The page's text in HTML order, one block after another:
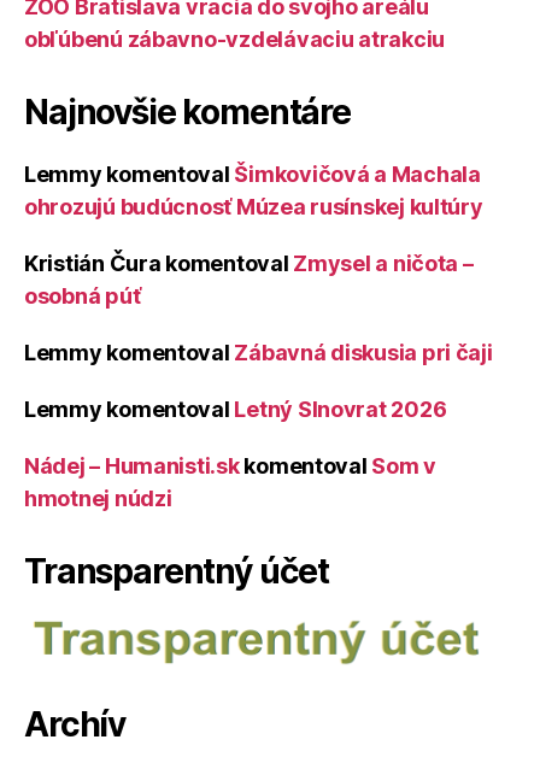
ZOO Bratislava vracia do svojho areálu
obľúbenú zábavno-vzdelávaciu atrakciu
Najnovšie komentáre
Lemmy komentoval Šimkovičová a Machala
ohrozujú budúcnosť Múzea rusínskej kultúry
Kristián Čura komentoval Zmysel a ničota –
osobná púť
Lemmy komentoval Zábavná diskusia pri čaji
Lemmy komentoval Letný Slnovrat 2026
Nádej – Humanisti.skkomentoval Som v
hmotnej núdzi
Transparentný účet
Archív